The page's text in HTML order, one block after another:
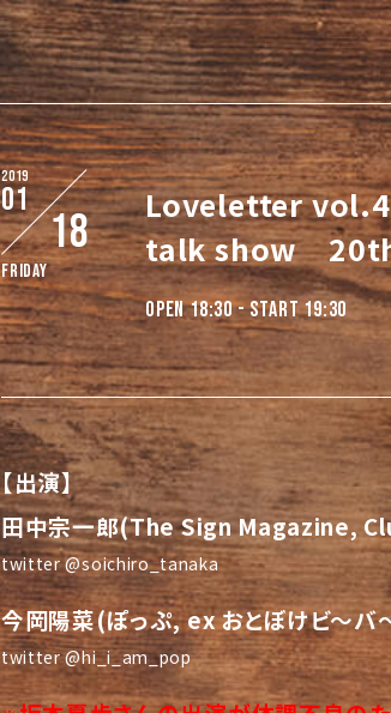
2019
01
18
Friday
Loveletter
talk show
OPEN 18:30 - START 19:30
【出演】
田中宗一郎(The Sign Magazine,
twitter @soichiro_tanaka
今岡陽菜(ぽっぷ, ex おとぼけビ～バ
twitter @hi_i_am_pop